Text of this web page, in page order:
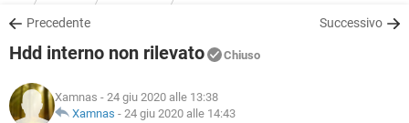
iOS
INSTAGRAM WHATSAPP
TIKTOK
HARDWARE
COVID-19
INSTAGRAM
DOWNLOAD
COVID-19 GAMING
INTRATTENIMENTO
iOS WINDOWS 10
COVID-19
GLOSSARIO
Precedente Successivo
Hdd interno non rilevato Chiuso
Xamnas - 24 giu 2020 alle 13:38
Xamnas - 24 giu 2020 alle 14:43